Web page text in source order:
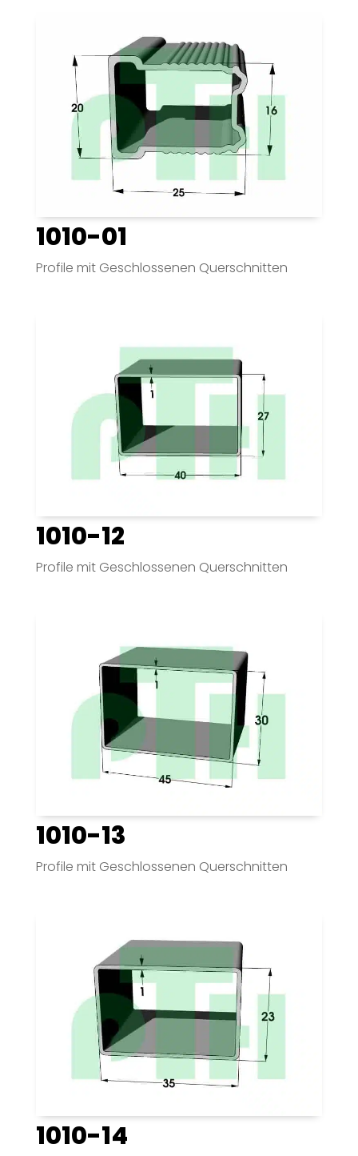
1010-01
Profile mit Geschlossenen Querschnitten
1010-12
Profile mit Geschlossenen Querschnitten
1010-13
Profile mit Geschlossenen Querschnitten
1010-14